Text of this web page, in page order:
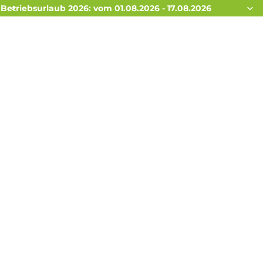
Betriebsurlaub 2026: vom 01.08.2026 - 17.08.2026